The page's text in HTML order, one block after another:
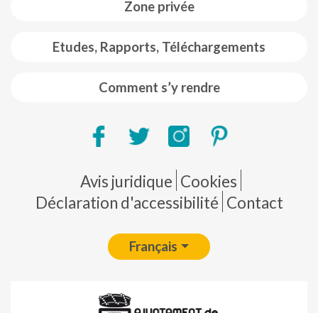
Zone privée
Etudes, Rapports, Téléchargements
Comment s’y rendre
Pie de página
Avis juridique Cookies
Déclaration d'accessibilité Contact
Français